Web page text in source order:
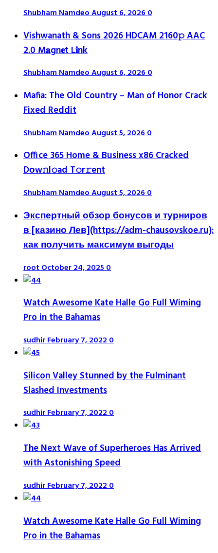
Shubham NamdeoAugust 6, 20260
Vishwanath & Sons 2026 HDCAM 2160𝚙 AAC
2.0 M𝐚gn𝐞t L𝐢nk
Shubham NamdeoAugust 6, 20260
Mafia: The Old Country – Man of Honor Crack
Fixed Reddit
Shubham NamdeoAugust 5, 20260
Office 365 Home & Business x86 Cracked
Dоw𝚗l𝚘ad T𝚘r𝚛ent
Shubham NamdeoAugust 5, 20260
Экспертный обзор бонусов и турниров
в [казино Лев](https://adm-chausovskoe.ru):
как получить максимум выгоды
rootOctober 24, 20250
Watch Awesome Kate Halle Go Full Wiming
Pro in the Bahamas
sudhirFebruary 7, 20220
Silicon Valley Stunned by the Fulminant
Slashed Investments
sudhirFebruary 7, 20220
The Next Wave of Superheroes Has Arrived
with Astonishing Speed
sudhirFebruary 7, 20220
Watch Awesome Kate Halle Go Full Wiming
Pro in the Bahamas